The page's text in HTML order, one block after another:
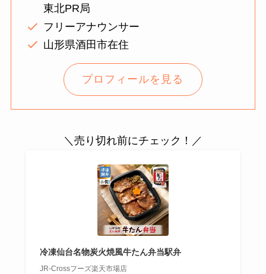
東北PR局
フリーアナウンサー
山形県酒田市在住
プロフィールを見る
＼売り切れ前にチェック！／
冷凍仙台名物炭火焼風牛たん弁当駅弁
JR-Crossフーズ楽天市場店